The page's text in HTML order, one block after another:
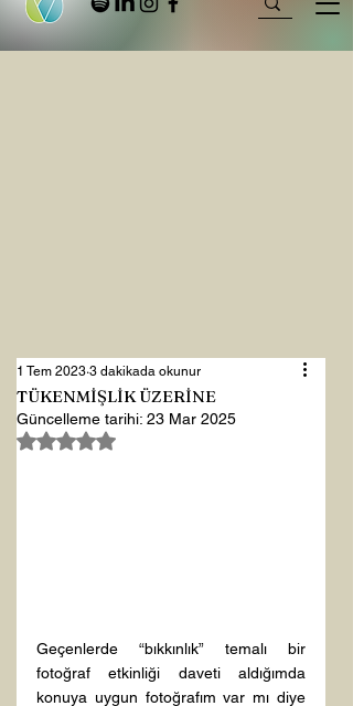
TÜKENMİŞLİK ÜZERİNE
1 Tem 2023 3 dakikada okunur
Güncelleme tarihi: 23 Mar 2025
5 üzerinden NaN yıldız
Geçenlerde “bıkkınlık” temalı bir
fotoğraf etkinliği daveti aldığımda
konuya uygun fotoğrafım var mı diye